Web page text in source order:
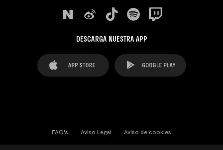
DESCARGA NUESTRA APP
FAQ's Aviso Legal Aviso de cookies